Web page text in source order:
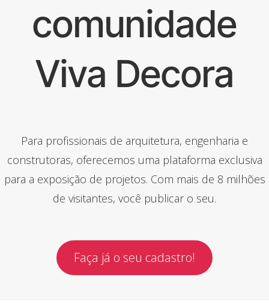
comunidade
Viva Decora
Para profissionais de arquitetura, engenharia e
construtoras, oferecemos uma plataforma exclusiva
para a exposição de projetos. Com mais de 8 milhões
de visitantes, você publicar o seu.
Faça já o seu cadastro!